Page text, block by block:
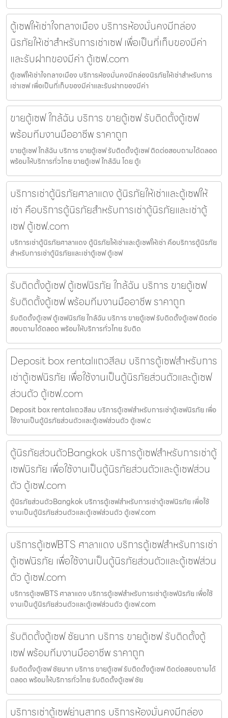
ตู้เซฟให้เช่าใจกลางเมือง บริการห้องมั่นคงมีกล่อง
นิรภัยให้เช่าสำหรับการเช่าเซฟ เพื่อเป็นที่เก็บของมีค่า
และรับฝากของมีค่า ตู้เซฟ.com
ตู้เซฟให้เช่าใจกลางเมือง บริการห้องมั่นคงมีกล่องนิรภัยให้เช่าสำหรับการ
เช่าเซฟ เพื่อเป็นที่เก็บของมีค่าและรับฝากของมีค่า
ขายตู้เซฟ ใกล้ฉัน บริการ ขายตู้เซฟ รับติดตั้งตู้เซฟ
พร้อมทีมงานมืออาชีพ ราคาถูก
ขายตู้เซฟ ใกล้ฉัน บริการ ขายตู้เซฟ รับติดตั้งตู้เซฟ ติดต่อสอบถามได้ตลอด
พร้อมให้บริการทั่วไทย ขายตู้เซฟ ใกล้ฉัน โดย ตู้เ
บริการเช่าตู้นิรภัยศาลาแดง ตู้นิรภัยให้เช่าและตู้เซฟให้
เช่า คือบริการตู้นิรภัยสำหรับการเช่าตู้นิรภัยและเช่าตู้
เซฟ ตู้เซฟ.com
บริการเช่าตู้นิรภัยศาลาแดง ตู้นิรภัยให้เช่าและตู้เซฟให้เช่า คือบริการตู้นิรภัย
สำหรับการเช่าตู้นิรภัยและเช่าตู้เซฟ ตู้เซฟ
รับติดตั้งตู้เซฟ ตู้เซฟนิรภัย ใกล้ฉัน บริการ ขายตู้เซฟ
รับติดตั้งตู้เซฟ พร้อมทีมงานมืออาชีพ ราคาถูก
รับติดตั้งตู้เซฟ ตู้เซฟนิรภัย ใกล้ฉัน บริการ ขายตู้เซฟ รับติดตั้งตู้เซฟ ติดต่อ
สอบถามได้ตลอด พร้อมให้บริการทั่วไทย รับติด
Deposit box rentalแถวสีลม บริการตู้เซฟสำหรับการ
เช่าตู้เซฟนิรภัย เพื่อใช้งานเป็นตู้นิรภัยส่วนตัวและตู้เซฟ
ส่วนตัว ตู้เซฟ.com
Deposit box rentalแถวสีลม บริการตู้เซฟสำหรับการเช่าตู้เซฟนิรภัย เพื่อ
ใช้งานเป็นตู้นิรภัยส่วนตัวและตู้เซฟส่วนตัว ตู้เซฟ.c
ตู้นิรภัยส่วนตัวBangkok บริการตู้เซฟสำหรับการเช่าตู้
เซฟนิรภัย เพื่อใช้งานเป็นตู้นิรภัยส่วนตัวและตู้เซฟส่วน
ตัว ตู้เซฟ.com
ตู้นิรภัยส่วนตัวBangkok บริการตู้เซฟสำหรับการเช่าตู้เซฟนิรภัย เพื่อใช้
งานเป็นตู้นิรภัยส่วนตัวและตู้เซฟส่วนตัว ตู้เซฟ.com
บริการตู้เซฟBTS ศาลาแดง บริการตู้เซฟสำหรับการเช่า
ตู้เซฟนิรภัย เพื่อใช้งานเป็นตู้นิรภัยส่วนตัวและตู้เซฟส่วน
ตัว ตู้เซฟ.com
บริการตู้เซฟBTS ศาลาแดง บริการตู้เซฟสำหรับการเช่าตู้เซฟนิรภัย เพื่อใช้
งานเป็นตู้นิรภัยส่วนตัวและตู้เซฟส่วนตัว ตู้เซฟ.com
รับติดตั้งตู้เซฟ ชัยนาท บริการ ขายตู้เซฟ รับติดตั้งตู้
เซฟ พร้อมทีมงานมืออาชีพ ราคาถูก
รับติดตั้งตู้เซฟ ชัยนาท บริการ ขายตู้เซฟ รับติดตั้งตู้เซฟ ติดต่อสอบถามได้
ตลอด พร้อมให้บริการทั่วไทย รับติดตั้งตู้เซฟ ชัย
บริการเช่าตู้เซฟย่านสาทร บริการห้องมั่นคงมีกล่อง